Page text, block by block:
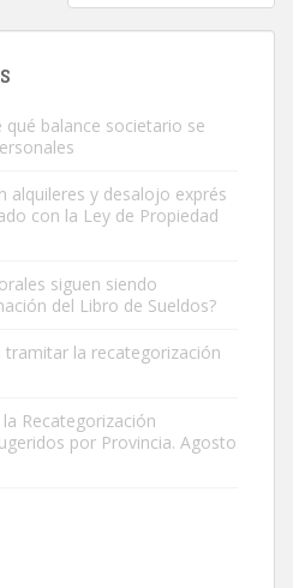
balance societario se
alquileres y desalojo exprés
con la Ley de Propiedad
siguen siendo
del Libro de Sueldos?
tramitar la recategorización
Recategorización
por Provincia. Agosto